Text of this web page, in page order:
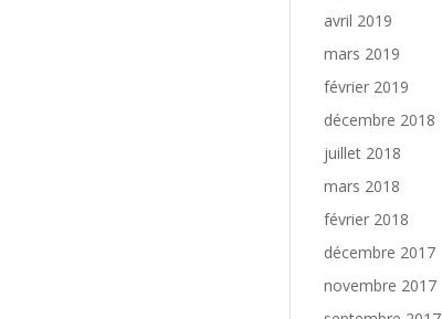
avril 2019
mars 2019
février 2019
décembre 2018
juillet 2018
mars 2018
février 2018
décembre 2017
novembre 2017